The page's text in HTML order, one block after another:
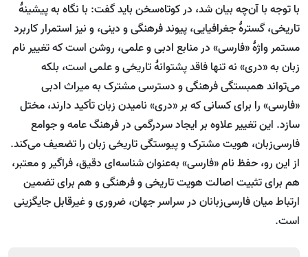
با توجه با آن‌چه بیان شد، در کوتاه‌سخن باید گفت: با نگاه به پیشینۀ
تاریخی، گسترۀ جغرافیایی، پیوند فرهنگی و دینی، و نیز استمرار کاربرد
مستمر واژۀ «فارسی» در منابع ادبی و علمی، روشن است که تغییر نام
زبان به «دری» نه تنها فاقد پشتوانۀ تاریخی و علمی است، بلکه
می‌تواند همبستگی فرهنگی و دسترسی مشترک به میراث ادبی
«فارسی» را برای کسانی که بر «دری» نامیدن زبان تأکید دارند، مختل
سازد. این تغییر علاوه بر ایجاد سردرگمی در فرهنگ عامه و جوامع
فارسی‌زبان، هویت مشترک و پیوستگی تاریخی زبان را تضعیف می‌کند.
از این رو، حفظ نام «فارسی» به‌عنوان شناسه‌ای دقیق، فراگیر و معتبر،
هم برای تثبیت اصالت هویت تاریخی و فرهنگی و هم برای تضمین
ارتباط میان فارسی‌زبانان در سراسر جهان، ضروری و غیرقابل جایگزینی
است.